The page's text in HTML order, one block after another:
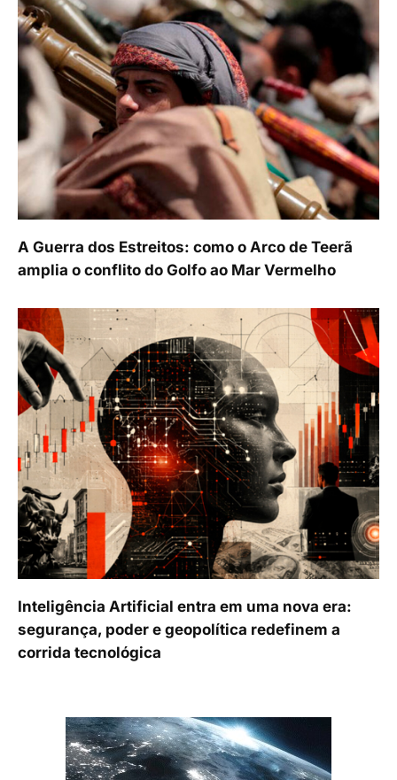
A Guerra dos Estreitos: como o Arco de Teerã
amplia o conflito do Golfo ao Mar Vermelho
Inteligência Artificial entra em uma nova era:
segurança, poder e geopolítica redefinem a
corrida tecnológica